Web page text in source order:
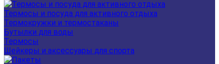
Термосы и посуда для активного отдыха
Термокружки и термостаканы
Бутылки для воды
Термосы
Шейкеры и аксессуары для спорта